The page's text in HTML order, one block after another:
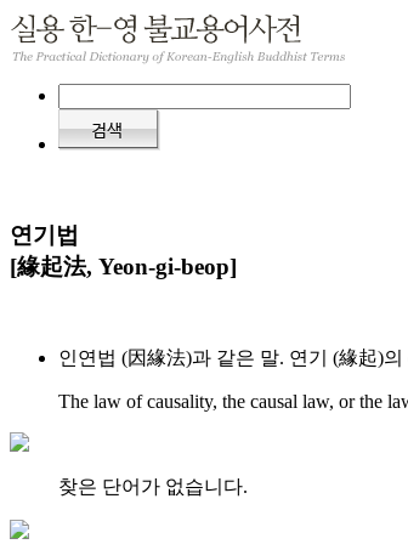
연기법
[緣起法, Yeon-gi-beop]
인연법 (因緣法)과 같은 말. 연기 (緣起)
The law of causality, the causal law, or the
찾은 단어가 없습니다.